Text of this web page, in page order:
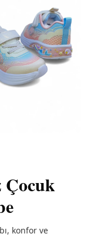
Çocuk
konfor ve